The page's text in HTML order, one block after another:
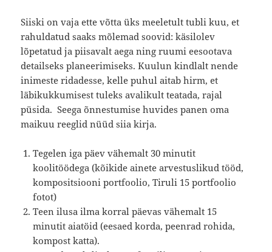
Siiski on vaja ette võtta üks meeletult tubli kuu, et
rahuldatud saaks mõlemad soovid: käsilolev
lõpetatud ja piisavalt aega ning ruumi eesootava
detailseks planeerimiseks. Kuulun kindlalt nende
inimeste ridadesse, kelle puhul aitab hirm, et
läbikukkumisest tuleks avalikult teatada, rajal
püsida. Seega õnnestumise huvides panen oma
maikuu reeglid nüüd siia kirja.
Tegelen iga päev vähemalt 30 minutit
koolitöödega (kõikide ainete arvestuslikud tööd,
kompositsiooni portfoolio, Tiruli 15 portfoolio
fotot)
Teen ilusa ilma korral päevas vähemalt 15
minutit aiatöid (eesaed korda, peenrad rohida,
kompost katta).